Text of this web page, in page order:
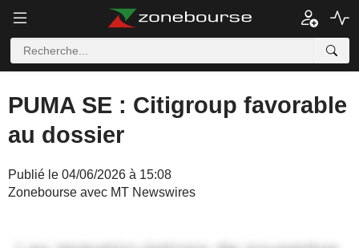
PUMA SE : Citigroup favorable
au dossier
Publié le 04/06/2026 à 15:08
Zonebourse avec MT Newswires